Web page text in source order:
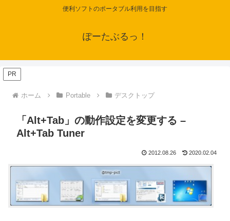
便利ソフトのポータブル利用を目指す
ぽーたぶるっ！
PR
ホーム Portable デスクトップ
「Alt+Tab」の動作設定を変更する –
Alt+Tab Tuner
2012.08.26 2020.02.04